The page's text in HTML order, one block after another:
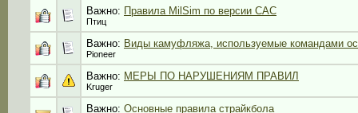
Важно: Правила MilSim по версии САС
Птиц
Важно: Виды камуфляжа, используемые командами
Pioneer
Важно: МЕРЫ ПО НАРУШЕНИЯМ ПРАВИЛ
Kruger
Важно: Основные правила страйкбола